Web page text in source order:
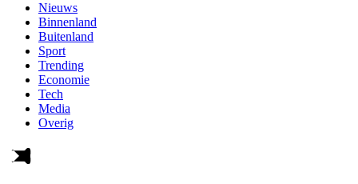
Nieuws
Binnenland
Buitenland
Sport
Trending
Economie
Tech
Media
Overig